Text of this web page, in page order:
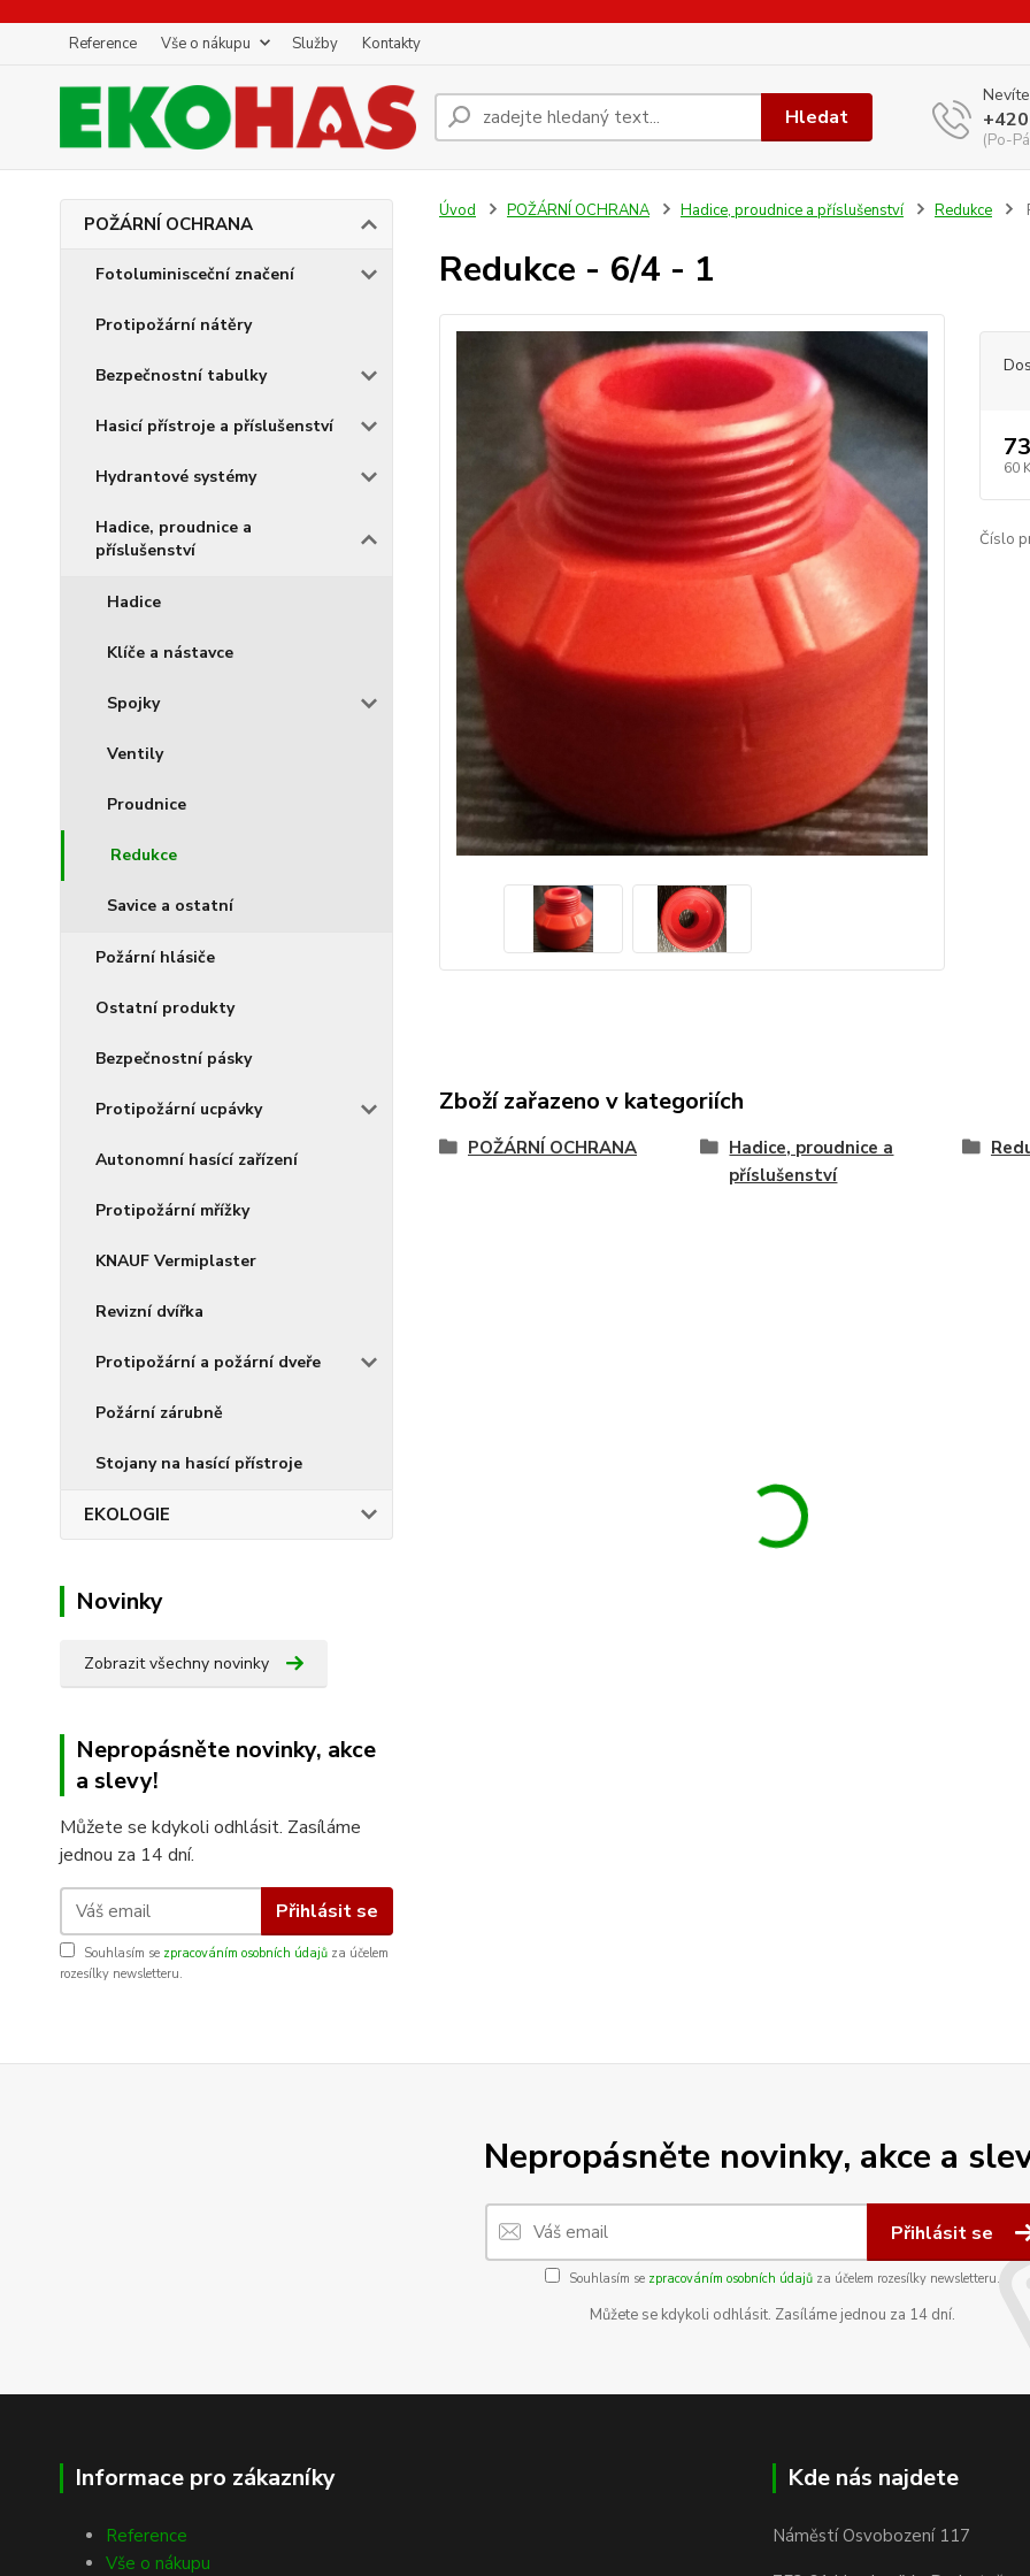
Reference Vše o nákupu Služby Kontakty
Hledat
(Po-
POŽÁRNÍ OCHRANA
Fotoluminisceční značení
Protipožární nátěry
Bezpečnostní tabulky
Hasicí přístroje a příslušenství
Hydrantové systémy
Hadice, proudnice a
příslušenství
Hadice
Klíče a nástavce
Spojky
Ventily
Proudnice
Redukce
Savice a ostatní
Požární hlásiče
Ostatní produkty
Bezpečnostní pásky
Protipožární ucpávky
Autonomní hasící zařízení
Protipožární mřížky
KNAUF Vermiplaster
Revizní dvířka
Protipožární a požární dveře
Požární zárubně
Stojany na hasící přístroje
EKOLOGIE
Novinky
Zobrazit všechny novinky
Nepropásněte novinky, akce
a slevy!
Můžete se kdykoli odhlásit. Zasíláme
jednou za 14 dní.
Přihlásit se
Souhlasím se zpracováním osobních údajů za účelem
rozesílky newsletteru.
Úvod POŽÁRNÍ OCHRANA Hadice, proudnice a příslušenství Redukce
Redukce - 6/4 - 1
60
Číslo
Zboží zařazeno v kategoriích
POŽÁRNÍ OCHRANA
Hadice, proudnice a
příslušenství
Nepropásněte novinky, akce a
Přihlásit se
Souhlasím se zpracováním osobních údajů za účelem rozesílky newsletteru.
Můžete se kdykoli odhlásit. Zasíláme jednou za 14 dní.
Informace pro zákazníky
Reference
Vše o nákupu
Kde nás najdete
Náměstí Osvobození 117